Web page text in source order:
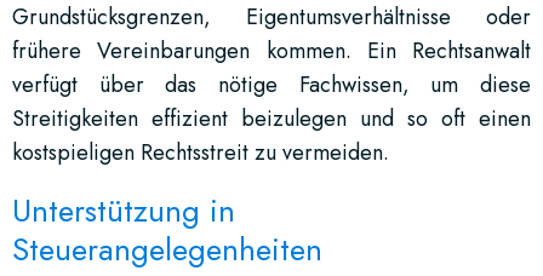
Grundstücksgrenzen, Eigentumsverhältnisse oder
frühere Vereinbarungen kommen. Ein Rechtsanwalt
verfügt über das nötige Fachwissen, um diese
Streitigkeiten effizient beizulegen und so oft einen
kostspieligen Rechtsstreit zu vermeiden.
Unterstützung in
Steuerangelegenheiten